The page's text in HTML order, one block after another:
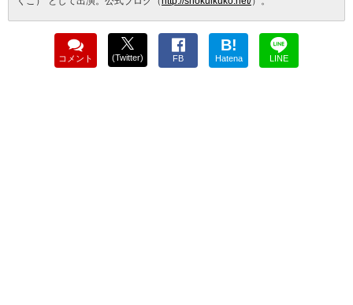
コメント (Twitter) FB
B!
Hatena LINE